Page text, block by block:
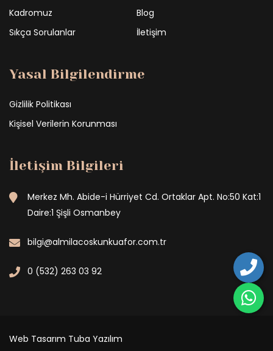
Kadromuz
Blog
Sıkça Sorulanlar
İletişim
Yasal Bilgilendirme
Gizlilik Politikası
Kişisel Verilerin Korunması
İletişim Bilgileri
Merkez Mh. Abide-i Hürriyet Cd. Ortaklar Apt. No:50 Kat:1
Daire:1 Şişli Osmanbey
bilgi@almilacoskunkuafor.com.tr
0 (532) 263 03 92
Web Tasarım Tuba Yazılım